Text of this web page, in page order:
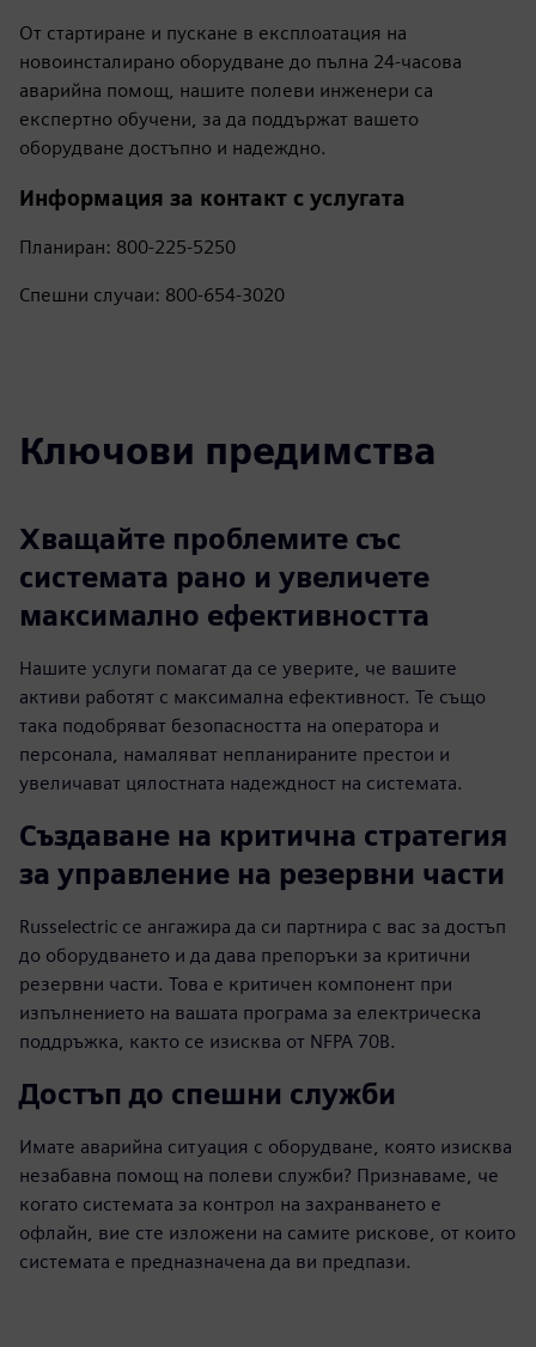
От стартиране и пускане в експлоатация на
новоинсталирано оборудване до пълна 24-часова
аварийна помощ, нашите полеви инженери са
експертно обучени, за да поддържат вашето
оборудване достъпно и надеждно.
Информация за контакт с услугата
Планиран: 800-225-5250
Спешни случаи: 800-654-3020
Ключови предимства
Хващайте проблемите със
системата рано и увеличете
максимално ефективността
Нашите услуги помагат да се уверите, че вашите
активи работят с максимална ефективност. Те също
така подобряват безопасността на оператора и
персонала, намаляват непланираните престои и
увеличават цялостната надеждност на системата.
Създаване на критична стратегия
за управление на резервни части
Russelectric се ангажира да си партнира с вас за достъп
до оборудването и да дава препоръки за критични
резервни части. Това е критичен компонент при
изпълнението на вашата програма за електрическа
поддръжка, както се изисква от NFPA 70B.
Достъп до спешни служби
Имате аварийна ситуация с оборудване, която изисква
незабавна помощ на полеви служби? Признаваме, че
когато системата за контрол на захранването е
офлайн, вие сте изложени на самите рискове, от които
системата е предназначена да ви предпази.